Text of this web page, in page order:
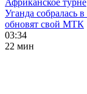
Африканское турне
Уганда собралась
обновят свой МТК
03:34
22 мин